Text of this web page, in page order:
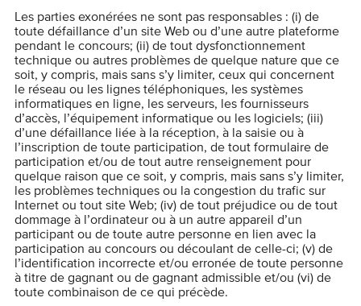
Les parties exonérées ne sont pas responsables : (i) de
toute défaillance d’un site Web ou d’une autre plateforme
pendant le concours; (ii) de tout dysfonctionnement
technique ou autres problèmes de quelque nature que ce
soit, y compris, mais sans s’y limiter, ceux qui concernent
le réseau ou les lignes téléphoniques, les systèmes
informatiques en ligne, les serveurs, les fournisseurs
d’accès, l’équipement informatique ou les logiciels; (iii)
d’une défaillance liée à la réception, à la saisie ou à
l’inscription de toute participation, de tout formulaire de
participation et/ou de tout autre renseignement pour
quelque raison que ce soit, y compris, mais sans s’y limiter,
les problèmes techniques ou la congestion du trafic sur
Internet ou tout site Web; (iv) de tout préjudice ou de tout
dommage à l’ordinateur ou à un autre appareil d’un
participant ou de toute autre personne en lien avec la
participation au concours ou découlant de celle-ci; (v) de
l’identification incorrecte et/ou erronée de toute personne
à titre de gagnant ou de gagnant admissible et/ou (vi) de
toute combinaison de ce qui précède.